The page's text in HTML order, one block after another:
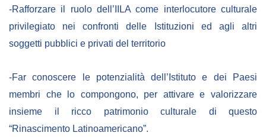
-Rafforzare il ruolo dell’IILA come interlocutore culturale
privilegiato nei confronti delle Istituzioni ed agli altri
soggetti pubblici e privati del territorio
-Far conoscere le potenzialità dell’Istituto e dei Paesi
membri che lo compongono, per attivare e valorizzare
insieme il ricco patrimonio culturale di questo
“Rinascimento Latinoamericano”.